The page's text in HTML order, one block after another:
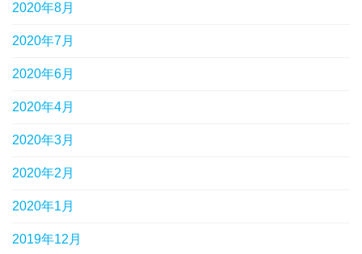
2020年8月
2020年7月
2020年6月
2020年4月
2020年3月
2020年2月
2020年1月
2019年12月